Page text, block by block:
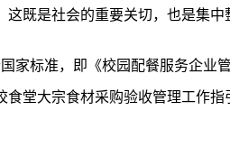
既是社会的重要关切，也是集中
家标准，即《校园配餐服务企业
堂大宗食材采购验收管理工作